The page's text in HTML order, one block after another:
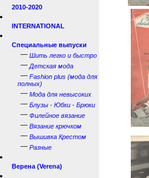
2010-2020
INTERNATIONAL
Специальные выпуски
— Шить легко и быстро
— Детская мода
— Fashion plus (мода для
полных)
— Мода для невысоких
— Блузы - Юбки - Брюки
— Филейное вязание
— Вязание крючком
— Вышивка Крестом
— Разные
Верена (Verena)